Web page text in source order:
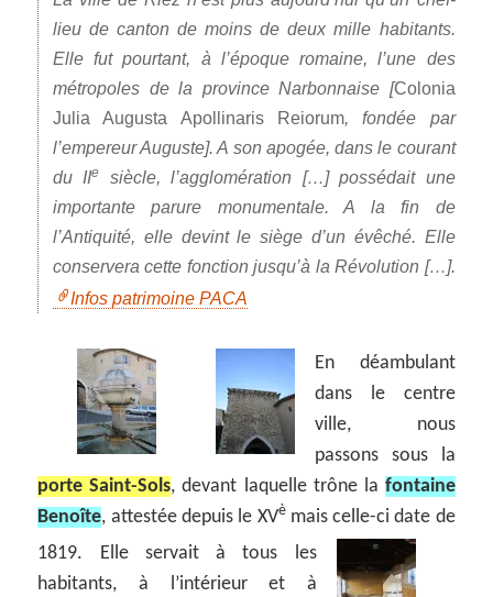
lieu de canton de moins de deux mille habitants.
Elle fut pourtant, à l’époque romaine, l’une des
métropoles de la province Narbonnaise [Colonia
Julia Augusta Apollinaris Reiorum, fondée par
l’empereur Auguste]. A son apogée, dans le courant
du IIe
siècle, l’agglomération […] possédait une
importante parure monumentale. A la fin de
l’Antiquité, elle devint le siège d’un évêché. Elle
conservera cette fonction jusqu’à la Révolution […].
Infos patrimoine PACA
En déambulant
dans le centre
ville, nous
passons sous la
porte Saint-Sols, devant laquelle trône la fontaine
Benoîte, attestée depuis le XVèmais celle-ci date de
1819. Elle servait à tous les
habitants, à l’intérieur et à